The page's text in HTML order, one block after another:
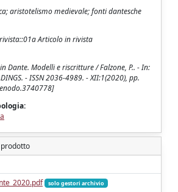
aristotelismo medievale; fonti dantesche
Articolo in rivista
Dante. Modelli e riscritture / Falzone, P.. - In:
- ISSN 2036-4989. - XII:1(2020), pp.
solo gestori archivio